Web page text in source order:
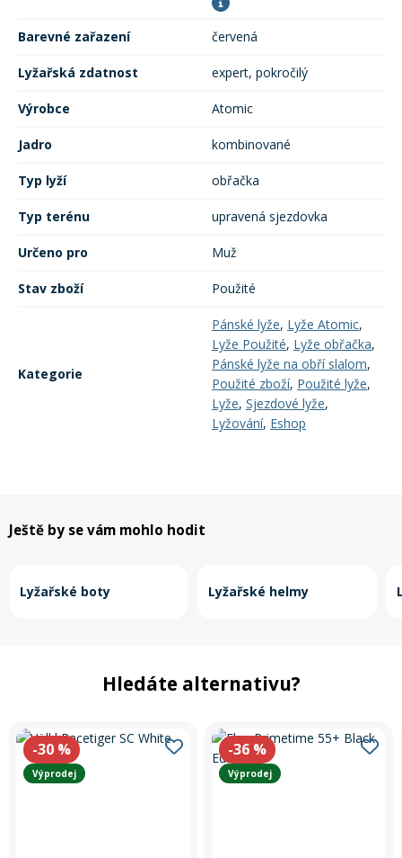
Barevné zařazení červená
Lyžařská zdatnost expert, pokročilý
Výrobce Atomic
Jadro kombinované
Typ lyží obřačka
Typ terénu upravená sjezdovka
Určeno pro Muž
Stav zboží Použité
Kategorie
Pánské lyže, Lyže Atomic,
Lyže Použité, Lyže obřačka,
Pánské lyže na obří slalom,
Použité zboží, Použité lyže,
Lyže, Sjezdové lyže,
Lyžování, Eshop
Ještě by se vám mohlo hodit
Lyžařské boty Lyžařské helmy
Hledáte alternativu?
-30 %
Výprodej
-36 %
Výprodej